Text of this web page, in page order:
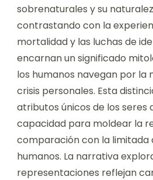
sobrenaturales y su
contrastando con la
mortalidad y las luchas de
encarnan un significado
los humanos navegan por la
crisis personales. Esta
atributos únicos de los seres
capacidad para moldear la
comparación con la limitada
humanos. La narrativa
representaciones reflejan